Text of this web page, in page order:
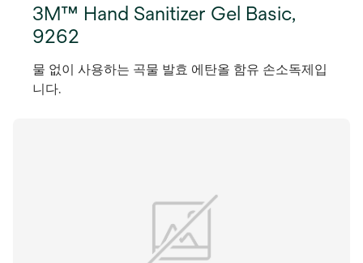
3M™ Hand Sanitizer Gel Basic,
9262
물 없이 사용하는 곡물 발효 에탄올 함유 손소독제입
니다.